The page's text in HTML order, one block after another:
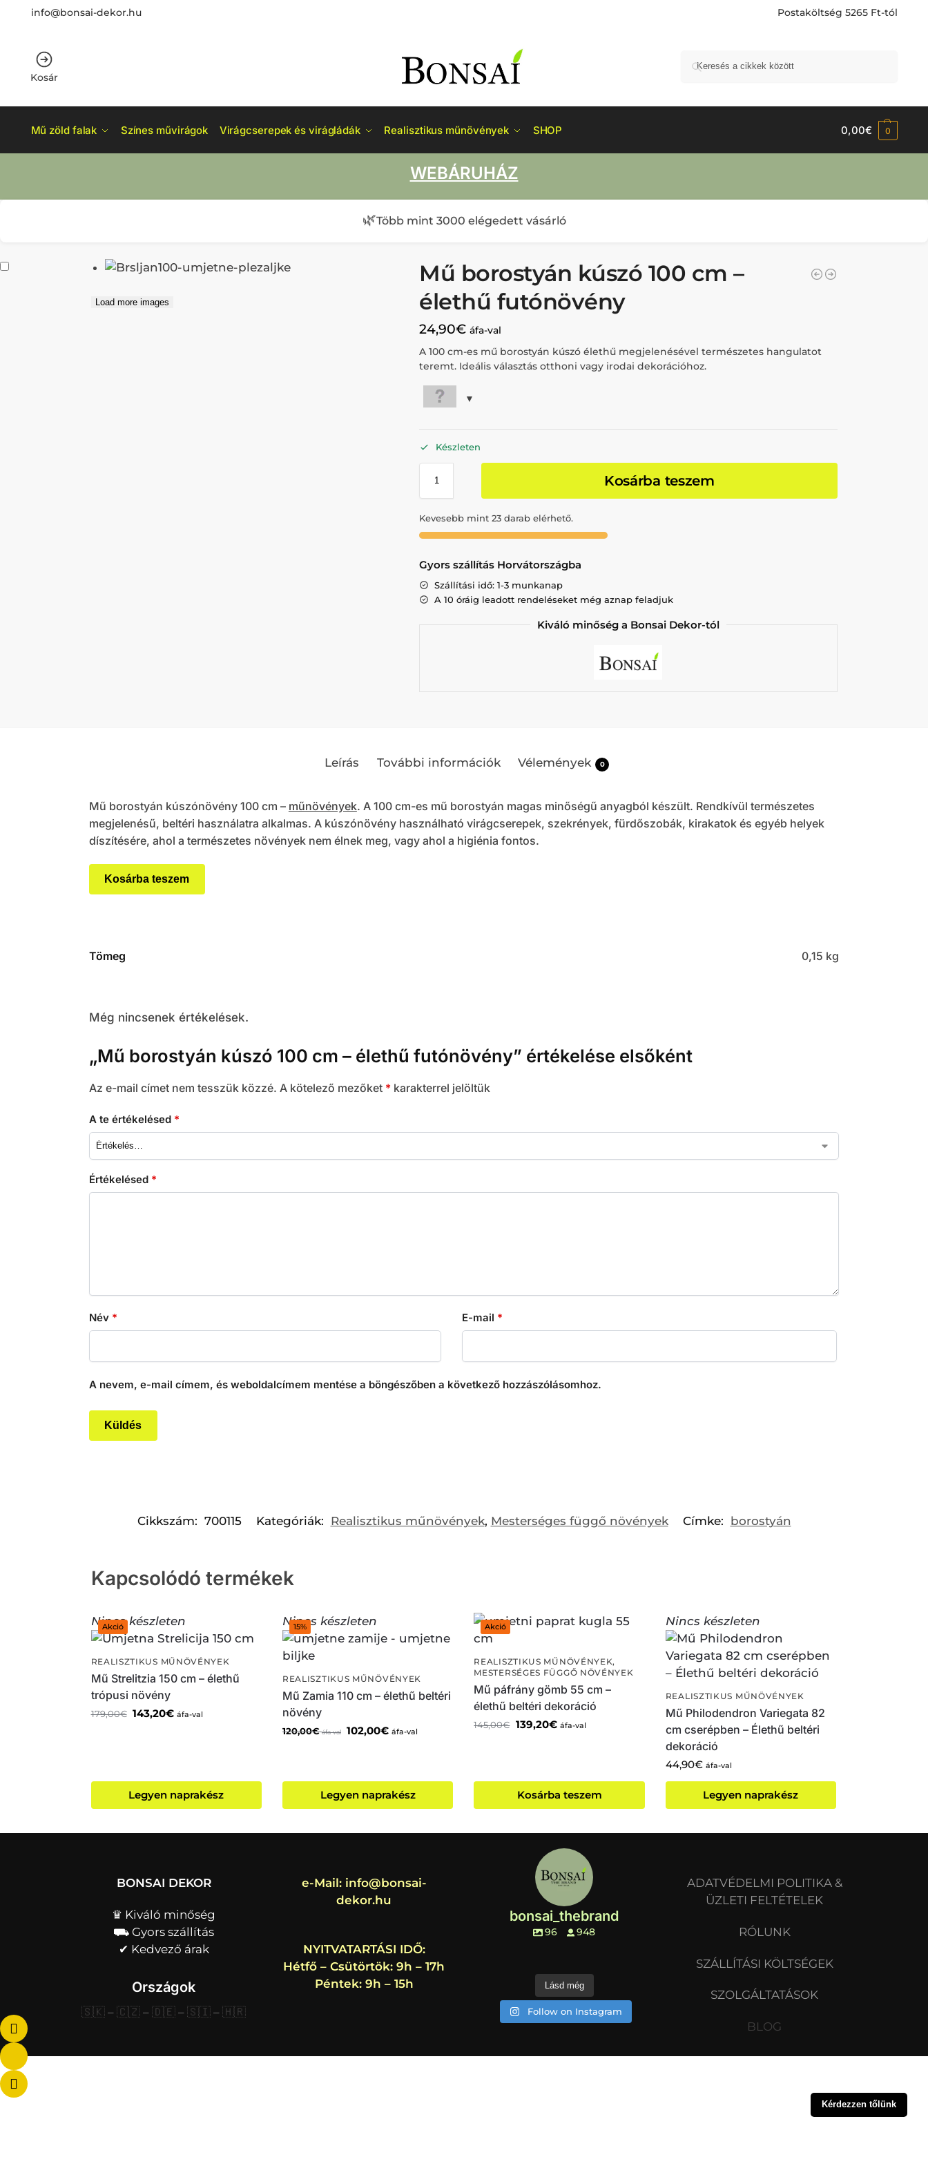
info@bonsai-dekor.hu Postaköltség 5265 Ft-tól
Kosár
Mű zöld falak Színes művirágok Virágcserepek és virágládák Realisztikus műnövények SHOP 0,00€ 0
WEBÁRUHÁZ
🌿Több mint 3000 elégedett vásárló
Load more images
Mű borostyán kúszó 100 cm –
élethű futónövény
24,90€ áfa-val
A 100 cm-es mű borostyán kúszó élethű megjelenésével természetes hangulatot
teremt. Ideális választás otthoni vagy irodai dekorációhoz.
Készleten
Kosárba teszem
Kevesebb mint 23 darab elérhető.
Gyors szállítás Horvátországba
Szállítási idő: 1-3 munkanap
A 10 óráig leadott rendeléseket még aznap feladjuk
Kiváló minőség a Bonsai Dekor-tól
Kérdezzen tőlünk
Leírás További információk Vélemények 0
Mű borostyán kúszónövény 100 cm – műnövények. A 100 cm-es mű borostyán magas minőségű anyagból készült. Rendkívül természetes
megjelenésű, beltéri használatra alkalmas. A kúszónövény használható virágcserepek, szekrények, fürdőszobák, kirakatok és egyéb helyek
díszítésére, ahol a természetes növények nem élnek meg, vagy ahol a higiénia fontos.
Kosárba teszem
Tömeg 0,15 kg
Még nincsenek értékelések.
„Mű borostyán kúszó 100 cm – élethű futónövény” értékelése elsőként
Az e-mail címet nem tesszük közzé. A kötelező mezőket * karakterrel jelöltük
A te értékelésed *
Értékelésed *
Név * E-mail *
A nevem, e-mail címem, és weboldalcímem mentése a böngészőben a következő hozzászólásomhoz.
Cikkszám: 700115 Kategóriák: Realisztikus műnövények, Mesterséges függő növények Címke: borostyán
Kapcsolódó termékek
Akció
Nincs készleten
REALISZTIKUS MŰNÖVÉNYEK
Mű Strelitzia 150 cm – élethű
trópusi növény
179,00€ 143,20€ áfa-val
Legyen naprakész
15%
Nincs készleten
REALISZTIKUS MŰNÖVÉNYEK
Mű Zamia 110 cm – élethű beltéri
növény
120,00€ áfa-val 102,00€ áfa-val
Legyen naprakész
Akció
REALISZTIKUS MŰNÖVÉNYEK,
MESTERSÉGES FÜGGŐ NÖVÉNYEK
Mű páfrány gömb 55 cm –
élethű beltéri dekoráció
145,00€ 139,20€ áfa-val
Kosárba teszem
Nincs készleten
REALISZTIKUS MŰNÖVÉNYEK
Mű Philodendron Variegata 82
cm cserépben – Élethű beltéri
dekoráció
44,90€ áfa-val
Legyen naprakész
BONSAI DEKOR
♛ Kiváló minőség
⛟ Gyors szállítás
✔︎ Kedvező árak
Országok
🇸🇰 – 🇨🇿 – 🇩🇪 – 🇸🇮 – 🇭🇷
e-Mail: info@bonsai-
dekor.hu
NYITVATARTÁSI IDŐ:
Hétfő – Csütörtök: 9h – 17h
Péntek: 9h – 15h
bonsai_thebrand
96 948
Lásd még
Follow on Instagram
ADATVÉDELMI POLITIKA &
ÜZLETI FELTÉTELEK
RÓLUNK
SZÁLLÍTÁSI KÖLTSÉGEK
SZOLGÁLTATÁSOK
BLOG